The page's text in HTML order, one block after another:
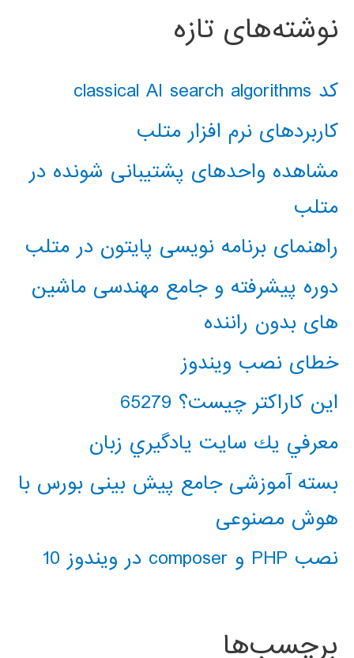
نوشته‌های تازه
کد classical AI search algorithms
کاربردهای نرم افزار متلب
مشاهده واحدهای پشتیبانی شونده در
متلب
راهنمای برنامه نویسی پایتون در متلب
دوره پیشرفته و جامع مهندسی ماشین
های بدون راننده
خطای نصب ویندوز
این کاراکتر چیست؟ 65279
معرفي يك سايت يادگيري زبان
بسته آموزشی جامع پیش بینی بورس با
هوش مصنوعی
نصب PHP و composer در ویندوز 10
برچسب‌ها